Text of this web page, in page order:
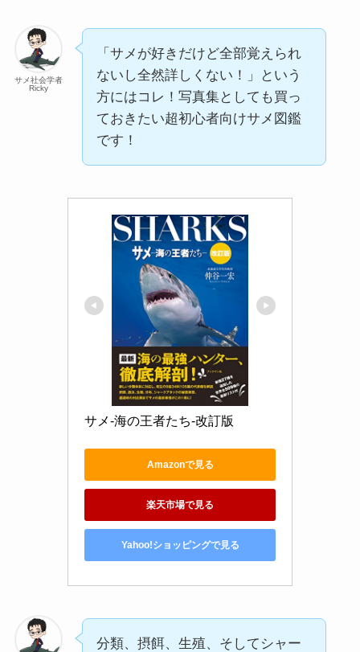
サメ社会学者
Ricky
「サメが好きだけど全部覚えられ
ないし全然詳しくない！」という
方にはコレ！写真集としても買っ
ておきたい超初心者向けサメ図鑑
です！
サメ-海の王者たち-改訂版
Amazonで見る
楽天市場で見る
Yahoo!ショッピングで見る
分類、摂餌、生殖、そしてシャー